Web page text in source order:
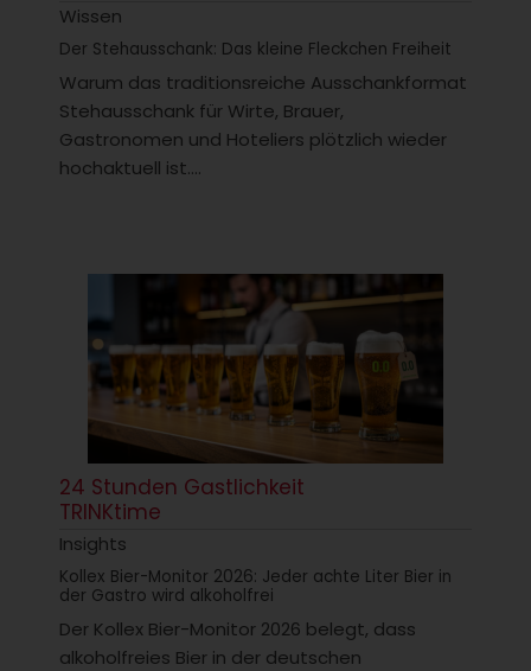
Wissen
Der Stehausschank: Das kleine Fleckchen Freiheit
Warum das traditionsreiche Ausschankformat
Stehausschank für Wirte, Brauer,
Gastronomen und Hoteliers plötzlich wieder
hochaktuell ist....
24 Stunden Gastlichkeit
TRINKtime
Insights
Kollex Bier-Monitor 2026: Jeder achte Liter Bier in
der Gastro wird alkoholfrei
Der Kollex Bier-Monitor 2026 belegt, dass
alkoholfreies Bier in der deutschen